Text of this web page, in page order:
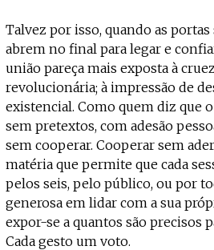
Talvez por isso, quando as
abrem no final para legar e
união pareça mais exposta à
revolucionária; à impressão de
existencial. Como quem diz que
sem pretextos, com adesão
sem cooperar. Cooperar sem
matéria que permite que cada
pelos seis, pelo público, ou por
generosa em lidar com a sua
expor-se a quantos são precisos
Cada gesto um voto.